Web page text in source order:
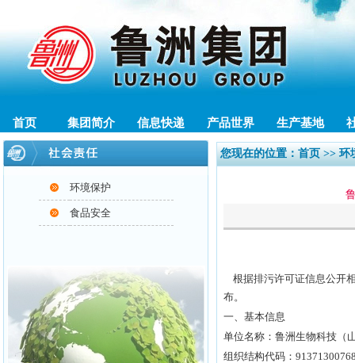
首页 集团简介 信息快递 产品世界 生产基地
环境保护
食品安全
您现在的位置：首页>> 环
根据排污许可证信息公开
布。
一、基本信息
单位名称：鲁洲生物科技（
组织结构代码：